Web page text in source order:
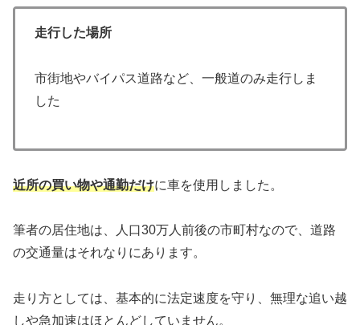
走行した場所
市街地やバイパス道路など、一般道のみ走行しま
した
近所の買い物や通勤だけに車を使用しました。
筆者の居住地は、人口30万人前後の市町村なので、道路
の交通量はそれなりにあります。
走り方としては、基本的に法定速度を守り、無理な追い越
しや急加速はほとんどしていません。